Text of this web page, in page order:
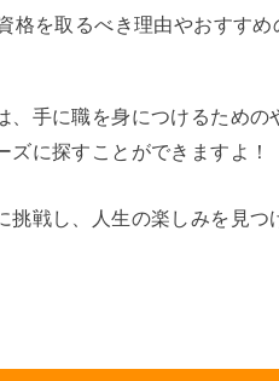
格を取るべき理由やおすす
、手に職を身につけるため
ズに探すことができますよ！
挑戦し、人生の楽しみを見つ